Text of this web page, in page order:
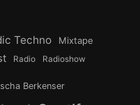
Techno Mixtape
Radio Radioshow
Berkenser